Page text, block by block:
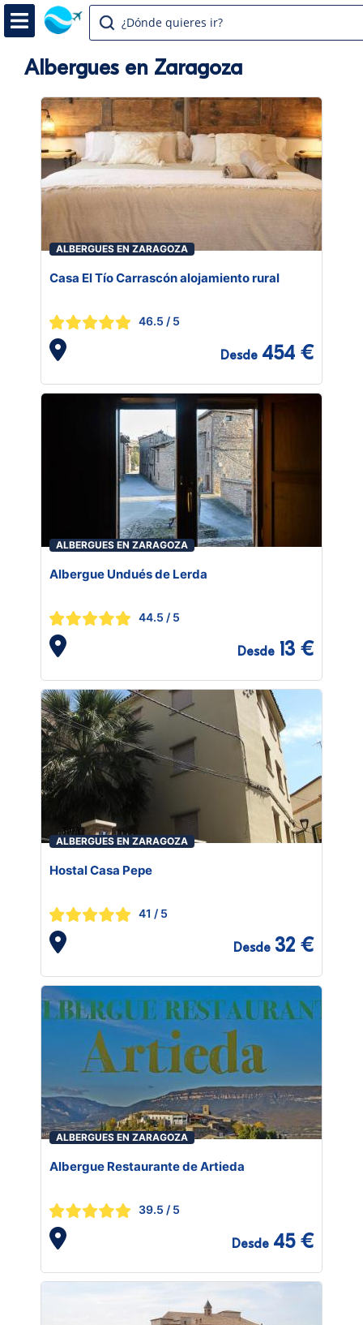
¿Dónde quieres ir?
Albergues en Zaragoza
ALBERGUES EN ZARAGOZA
Casa El Tío Carrascón alojamiento rural
46.5 / 5
Desde 454 €
ALBERGUES EN ZARAGOZA
Albergue Undués de Lerda
44.5 / 5
Desde 13 €
ALBERGUES EN ZARAGOZA
Hostal Casa Pepe
41 / 5
Desde 32 €
ALBERGUES EN ZARAGOZA
Albergue Restaurante de Artieda
39.5 / 5
Desde 45 €